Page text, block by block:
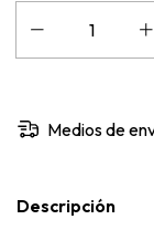
Medios de
Descripción